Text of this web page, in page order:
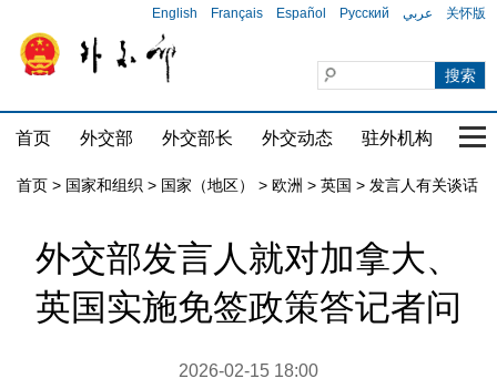
English Français Español Русский عربي 关怀版
首页 外交部 外交部长 外交动态 驻外机构 国
首页 > 国家和组织 > 国家（地区） > 欧洲 > 英国 > 发言人有关谈话
外交部发言人就对加拿大、
英国实施免签政策答记者问
2026-02-15 18:00